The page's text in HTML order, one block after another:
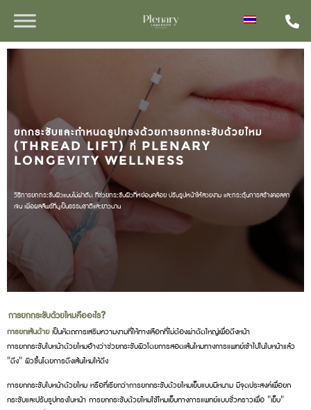
ยกกระชับและกำหนดรูปทรงด้วยการยกกระชับด้วยไหม
(THREAD LIFT) ที่ PLENARY
LONGEVITY WELLNESS
วิธีการยกกระชับผิวแบบไม่ผ่าตัด ที่ช่วยกระชับผิวที่หย่อนคล้อย ปรับรูปหน้าให้สวยงาม และกระตุ้นการสร้างคอลลา
เจน เพื่อผลลัพธ์ที่ดูเป็นธรรมชาติและยาวนาน
การยกกระชับด้วยไหมคืออะไร?
การยกเส้นด้ายเป็นหัตถการเสริมความงามที่ให้ทางเลือกที่ไม่ต้องผ่าตัดใหญ่เพื่อดึงหน้า
การยกกระชับใบหน้าด้วยไหมอ้างว่าช่วยกระชับผิวโดยการสอดเส้นไหมทางการแพทย์เข้าไปในใบหน้าแล้ว
"ดึง" ผิวขึ้นโดยการดึงเส้นไหมให้ตึง
การยกกระชับใบหน้าด้วยไหม หรือที่เรียกว่าการยกกระชับด้วยไหมเย็บแบบมีหนาม มีจุดประสงค์เพื่อยก
กระชับและปรับรูปทรงใบหน้า การยกกระชับด้วยไหมใช้ไหมเย็บทางการแพทย์แบบชั่วคราวเพื่อ "เย็บ"